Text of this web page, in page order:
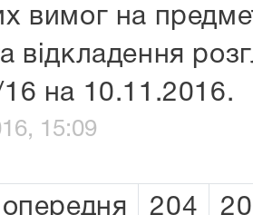
вимог на
відкладення
на 10.11.2016.
15:09
204